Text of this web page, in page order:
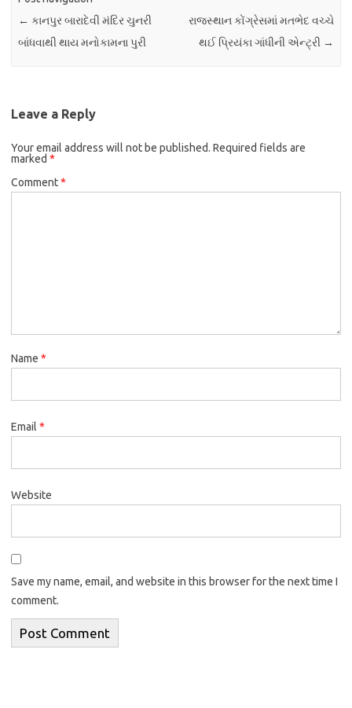
← કાનપુર બારાદેવી મંદિર ચુનરી
બાંધવાથી થાય મનોકામના પુરી
રાજસ્થાન કોંગ્રેસમાં મતભેદ વચ્ચે
થઈ પ્રિયંકા ગાંધીની એન્ટ્રી →
Leave a Reply
Your email address will not be published. Required fields are
marked *
Comment*
Name *
Email *
Website
Save my name, email, and website in this browser for the next time I
comment.